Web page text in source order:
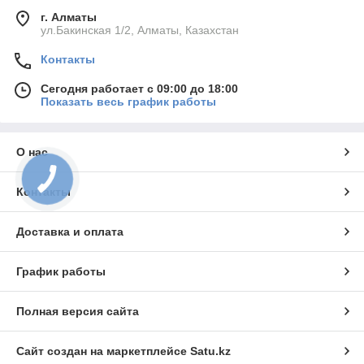
г. Алматы
ул.Бакинская 1/2, Алматы, Казахстан
Контакты
Сегодня работает с 09:00 до 18:00
Показать весь график работы
О нас
Контакты
Доставка и оплата
График работы
Полная версия сайта
Сайт создан на маркетплейсе Satu.kz